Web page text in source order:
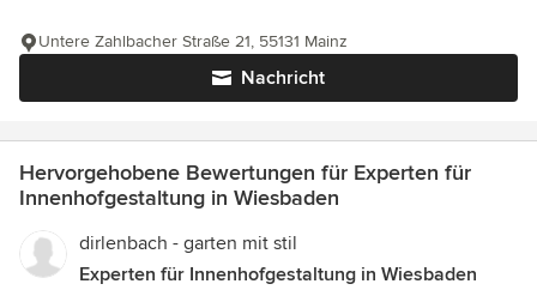
Nachricht
Untere Zahlbacher Straße 21, 55131 Mainz
Hervorgehobene Bewertungen für Experten für
Innenhofgestaltung in Wiesbaden
dirlenbach - garten mit stil
Experten für Innenhofgestaltung in Wiesbaden